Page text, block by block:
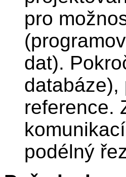
pro
dat).
databáze),
reference.
podélný